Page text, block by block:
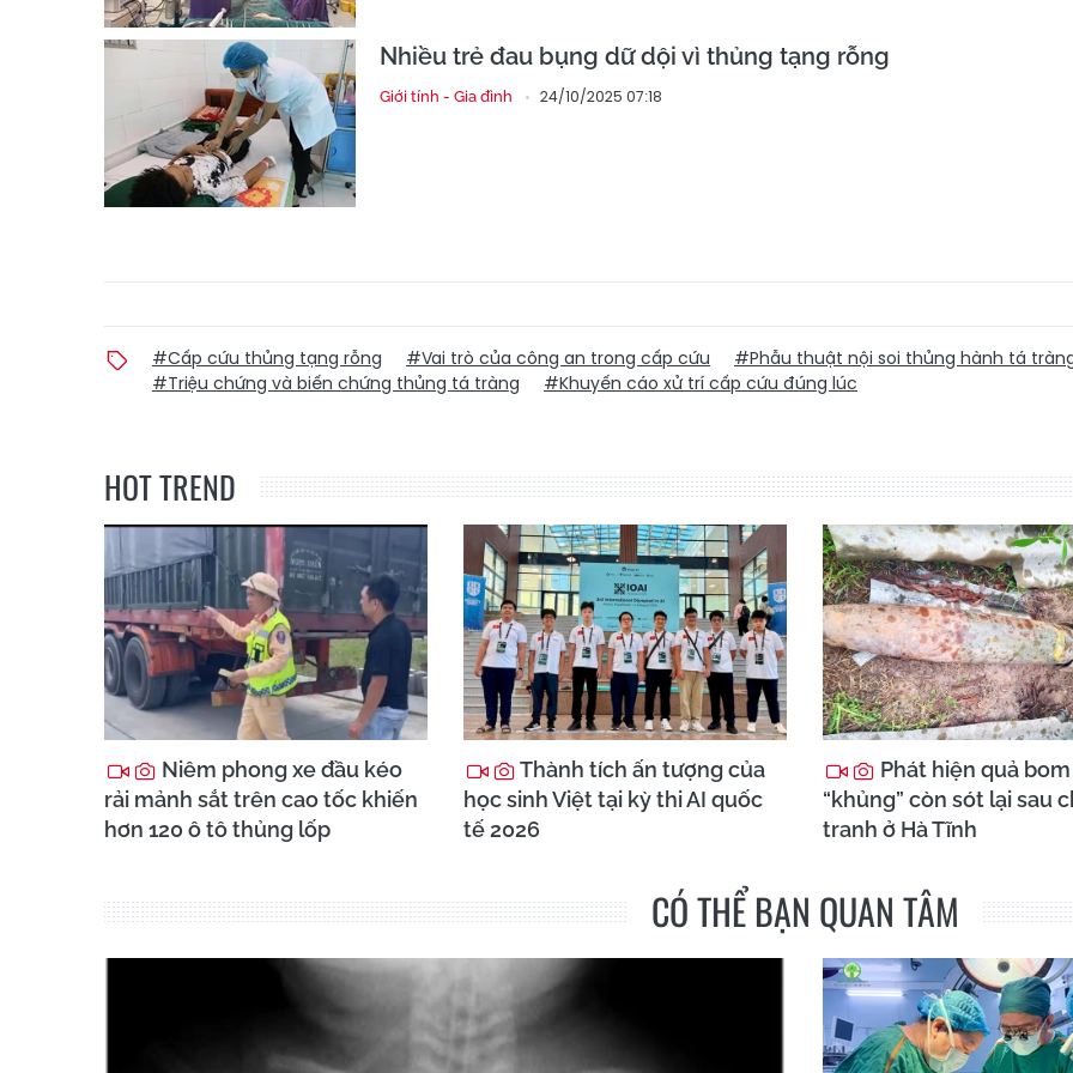
Nhiều trẻ đau bụng dữ dội vì thủng tạng rỗng
Giới tính - Gia đình 24/10/2025 07:18
#Cấp cứu thủng tạng rỗng #Vai trò của công an trong cấp cứu
#Phẫu thuật nội soi thủng hành tá
#Triệu chứng và biến chứng thủng tá tràng
#Khuyến cáo xử trí cấp cứu đúng lúc
HOT TREND
Niêm phong xe đầu kéo
rải mảnh sắt trên cao tốc khiến
hơn 120 ô tô thủng lốp
Thành tích ấn tượng của
học sinh Việt tại kỳ thi AI quốc
tế 2026
Phát hiện quả bom
“khủng” còn sót lại sau
tranh ở Hà Tĩnh
CÓ THỂ BẠN QUAN TÂM